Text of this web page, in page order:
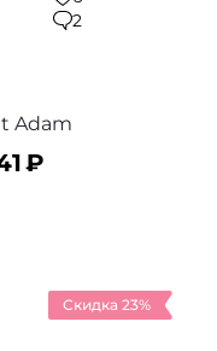
2
Adam
₽
Скидка 23%